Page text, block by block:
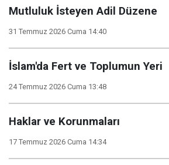
Mutluluk İsteyen Adil Düzene
31 Temmuz 2026 Cuma 14:40
İslam'da Fert ve Toplumun Yeri
24 Temmuz 2026 Cuma 13:48
Haklar ve Korunmaları
17 Temmuz 2026 Cuma 14:34